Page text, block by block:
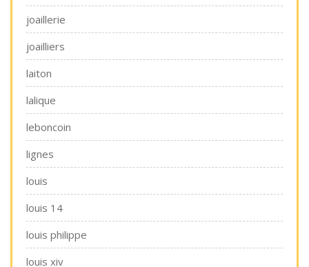
joaillerie
joailliers
laiton
lalique
leboncoin
lignes
louis
louis 14
louis philippe
louis xiv